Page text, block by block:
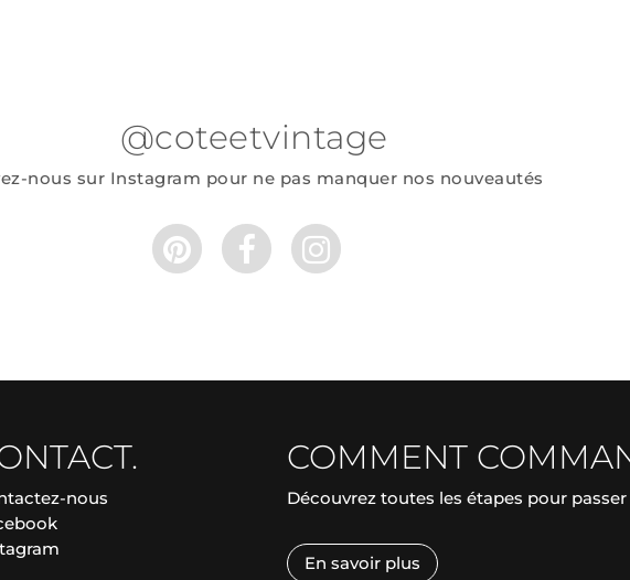
@coteetvintage
nous sur Instagram pour ne pas manquer nos nouveautés
nous
COMMENT
Découvrez toutes les étapes pour
En savoir plus